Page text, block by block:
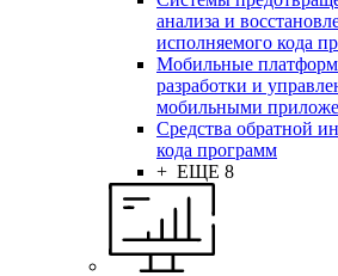
анализа и
исполняемого кода
Мобильные
разработки и
мобильными
Средства обратной
кода программ
+ ЕЩЕ 8